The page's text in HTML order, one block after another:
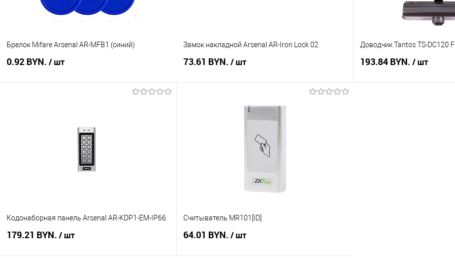
Брелок Mifare Arsenal AR-MFB1 (синий)
0.92 BYN. / шт
Замок накладной Arsenal AR-Iron Lock 02
73.61 BYN. / шт
В корзину
Доводчик Tantos TS-DC120
193.84 BYN. / шт
Кодонаборная панель Arsenal AR-KDP1-EM-IP66
179.21 BYN. / шт
Считыватель MR101[ID]
64.01 BYN. / шт